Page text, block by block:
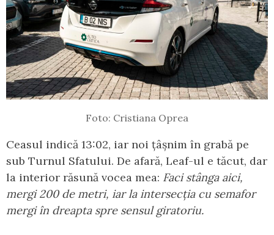
Foto: Cristiana Oprea
Ceasul indică 13:02, iar noi țâșnim în grabă pe
sub Turnul Sfatului. De afară, Leaf-ul e tăcut, dar
la interior răsună vocea mea: Faci stânga aici,
mergi 200 de metri, iar la intersecția cu semafor
mergi în dreapta spre sensul giratoriu.